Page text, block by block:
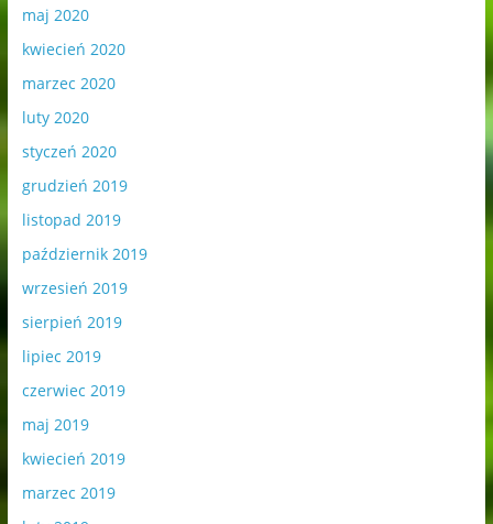
maj 2020
kwiecień 2020
marzec 2020
luty 2020
styczeń 2020
grudzień 2019
listopad 2019
październik 2019
wrzesień 2019
sierpień 2019
lipiec 2019
czerwiec 2019
maj 2019
kwiecień 2019
marzec 2019